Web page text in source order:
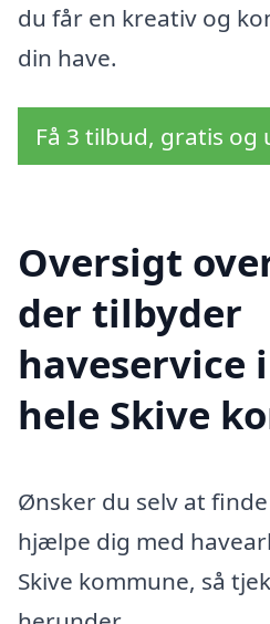
du får en kreativ og
din have.
Få 3 tilbud, gratis
Oversigt
der tilbyder
haveservice
hele Skive
Ønsker du selv at
hjælpe dig med
Skive kommune, så